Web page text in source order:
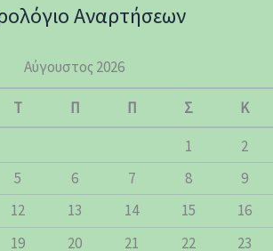
Αναρτήσεων
Αύγουστος 2026
Τ Π Π Σ
Κ
1
2
5 6 7 8
9
12 13 14 15
16
19 20 21 22 23